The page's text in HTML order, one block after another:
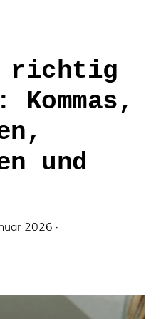
richtig
und
2026 ·